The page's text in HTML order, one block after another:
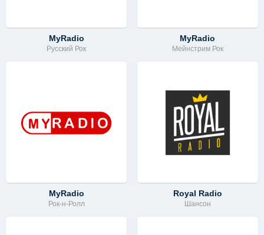
MyRadio
Русский Рок
MyRadio
Мейнстрим Рок
MyRadio
Рок-н-Ролл
Royal Radio
Шансон